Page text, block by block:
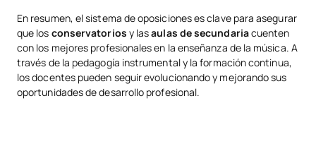
En resumen, el sistema de oposiciones es clave para asegurar
que los conservatorios y lasaulas de secundariacuenten
con los mejores profesionales en la enseñanza de la música. A
través de la pedagogía instrumental y la formación continua,
los docentes pueden seguir evolucionando y mejorando sus
oportunidades de desarrollo profesional.